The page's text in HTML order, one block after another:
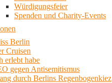
Würdigungsfeier
Spenden und Charity-Events
Berlin
Cruisen
erlebt habe
gegen Antisemitismus
durch Berlins Regenbogenkiez